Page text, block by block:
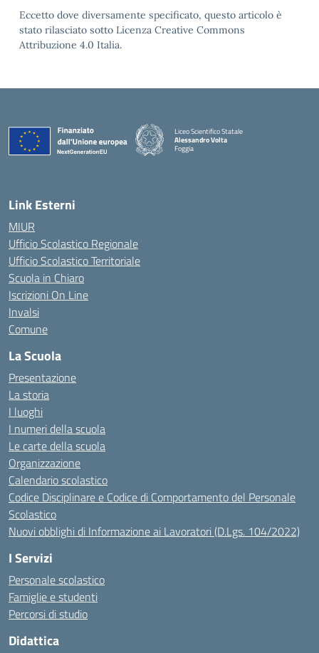
Eccetto dove diversamente specificato, questo articolo è
stato rilasciato sotto Licenza Creative Commons
Attribuzione 4.0 Italia.
Liceo Scientifico Statale
Alessandro Volta
Foggia
— Visita la pagina iniziale della scuola
Link Esterni
MIUR
Ufficio Scolastico Regionale
Ufficio Scolastico Territoriale
Scuola in Chiaro
Iscrizioni On Line
Invalsi
Comune
La Scuola
Presentazione
La storia
I luoghi
I numeri della scuola
Le carte della scuola
Organizzazione
Calendario scolastico
Codice Disciplinare e Codice di Comportamento del Personale
Scolastico
Nuovi obblighi di Informazione ai Lavoratori (D.Lgs. 104/2022)
I Servizi
Personale scolastico
Famiglie e studenti
Percorsi di studio
Didattica